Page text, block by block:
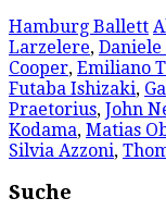
Hamburg Ballett
Larzelere,
Cooper, Emiliano
Futaba Ishizaki,
Praetorius, John
Kodama, Matias
Silvia Azzoni,
Suche